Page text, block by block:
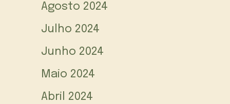
Agosto 2024
Julho 2024
Junho 2024
Maio 2024
Abril 2024